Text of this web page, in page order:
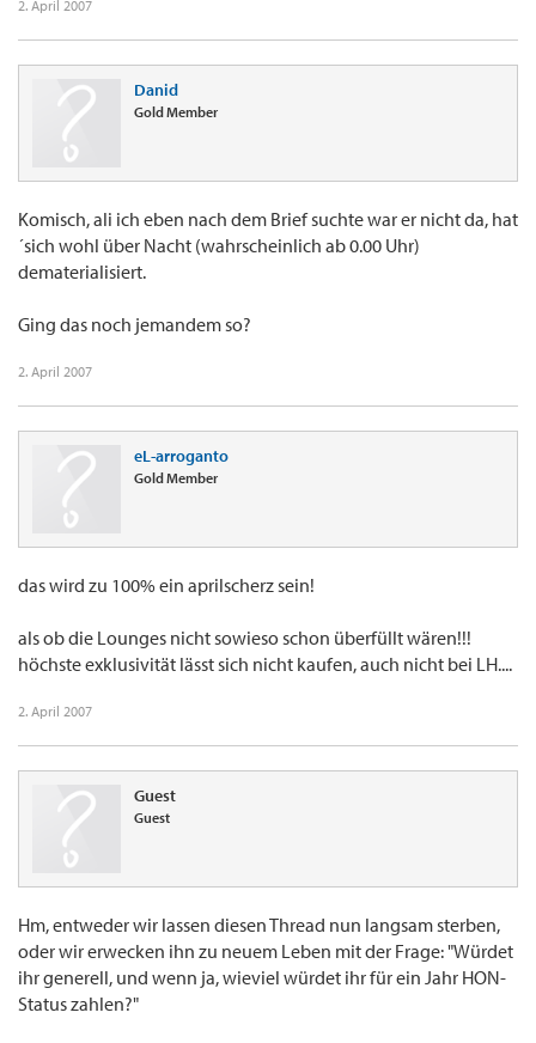
2. April 2007
Danid
Gold Member
Komisch, ali ich eben nach dem Brief suchte war er nicht da, hat
´sich wohl über Nacht (wahrscheinlich ab 0.00 Uhr)
dematerialisiert.
Ging das noch jemandem so?
2. April 2007
eL-arroganto
Gold Member
das wird zu 100% ein aprilscherz sein!
als ob die Lounges nicht sowieso schon überfüllt wären!!!
höchste exklusivität lässt sich nicht kaufen, auch nicht bei LH....
2. April 2007
Guest
Guest
Hm, entweder wir lassen diesen Thread nun langsam sterben,
oder wir erwecken ihn zu neuem Leben mit der Frage: "Würdet
ihr generell, und wenn ja, wieviel würdet ihr für ein Jahr HON-
Status zahlen?"